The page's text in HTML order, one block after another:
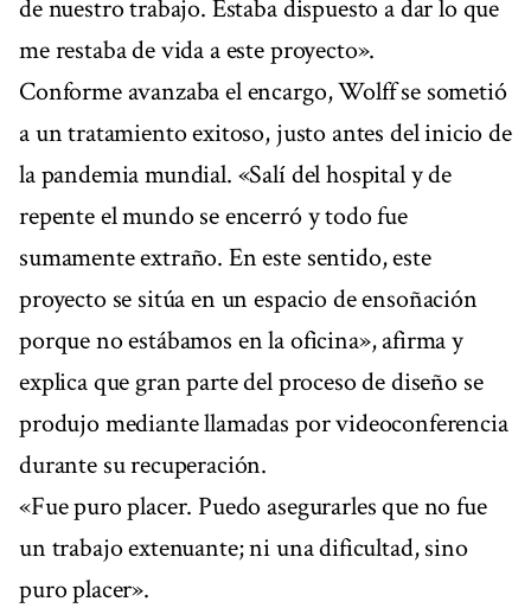
de nuestro trabajo. Estaba dispuesto a dar lo que
me restaba de vida a este proyecto».
Conforme avanzaba el encargo, Wolff se sometió
a un tratamiento exitoso, justo antes del inicio de
la pandemia mundial. «Salí del hospital y de
repente el mundo se encerró y todo fue
sumamente extraño. En este sentido, este
proyecto se sitúa en un espacio de ensoñación
porque no estábamos en la oficina», afirma y
explica que gran parte del proceso de diseño se
produjo mediante llamadas por videoconferencia
durante su recuperación.
«Fue puro placer. Puedo asegurarles que no fue
un trabajo extenuante; ni una dificultad, sino
puro placer».